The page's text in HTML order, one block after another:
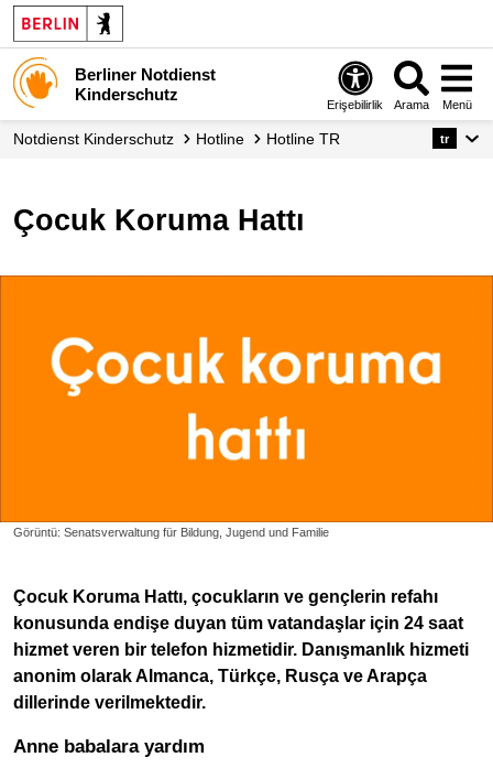
Berliner Notdienst
Kinderschutz
Erişebilirlik Arama Menü
Notdienst Kinderschutz Hotline Hotline TR tr
Çocuk Koruma Hattı
Görüntü: Senatsverwaltung für Bildung, Jugend und Familie
Çocuk Koruma Hattı, çocukların ve gençlerin refahı
konusunda endişe duyan tüm vatandaşlar için 24 saat
hizmet veren bir telefon hizmetidir. Danışmanlık hizmeti
anonim olarak Almanca, Türkçe, Rusça ve Arapça
dillerinde verilmektedir.
Anne babalara yardım